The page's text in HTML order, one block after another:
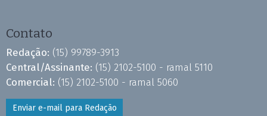
Contato
Redação: (15) 99789-3913
Central/Assinante: (15) 2102-5100 - ramal 5110
Comercial: (15) 2102-5100 - ramal 5060
Enviar e-mail para Redação